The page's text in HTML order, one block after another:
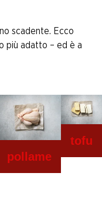
scadente. Ecco
più adatto – ed è a
pollame
tofu